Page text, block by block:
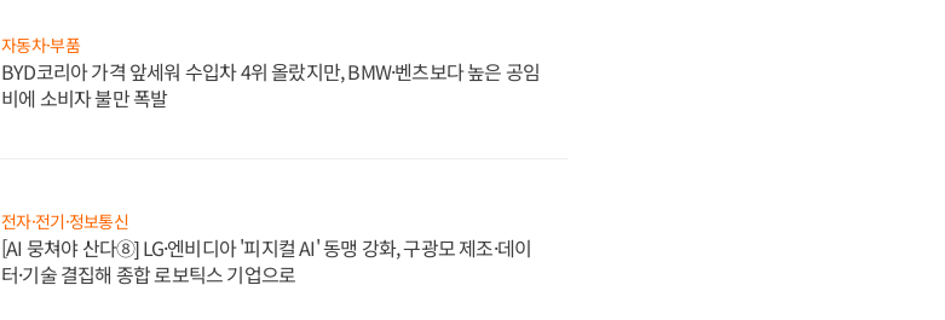
자동차·부품
BYD코리아 가격 앞세워 수입차 4위 올랐지만, BMW·벤츠보다 높은 공임
비에 소비자 불만 폭발
전자·전기·정보통신
[AI 뭉쳐야 산다⑧] LG·엔비디아 '피지컬 AI' 동맹 강화, 구광모 제조·데이
터·기술 결집해 종합 로보틱스 기업으로